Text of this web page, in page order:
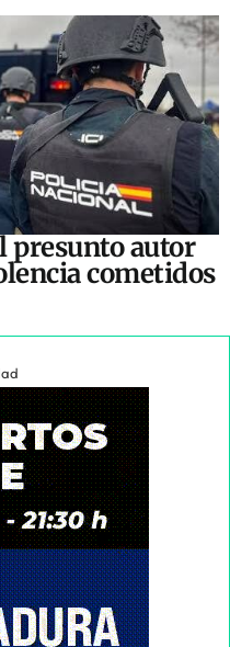
presunto autor
cometidos